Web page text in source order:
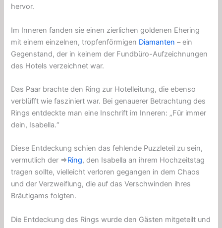
hervor.
Im Inneren fanden sie einen zierlichen goldenen Ehering
mit einem einzelnen, tropfenförmigen Diamanten – ein
Gegenstand, der in keinem der Fundbüro-Aufzeichnungen
des Hotels verzeichnet war.
Das Paar brachte den Ring zur Hotelleitung, die ebenso
verblüfft wie fasziniert war. Bei genauerer Betrachtung des
Rings entdeckte man eine Inschrift im Inneren: „Für immer
dein, Isabella.“
Diese Entdeckung schien das fehlende Puzzleteil zu sein,
vermutlich der ⇒Ring, den Isabella an ihrem Hochzeitstag
tragen sollte, vielleicht verloren gegangen in dem Chaos
und der Verzweiflung, die auf das Verschwinden ihres
Bräutigams folgten.
Die Entdeckung des Rings wurde den Gästen mitgeteilt und